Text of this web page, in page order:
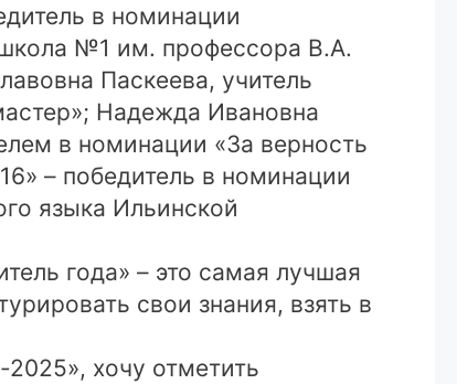
в номинации
№1 им. профессора В.А.
Паскеева, учитель
Надежда Ивановна
в номинации «За верность
– победитель в номинации
языка Ильинской
года» – это самая лучшая
свои знания, взять в
хочу отметить